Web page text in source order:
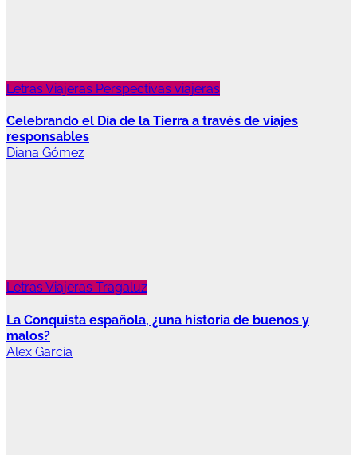
Letras Viajeras Perspectivas viajeras
Celebrando el Día de la Tierra a través de viajes
responsables
Diana Gómez
Letras Viajeras Tragaluz
La Conquista española, ¿una historia de buenos y
malos?
Alex García